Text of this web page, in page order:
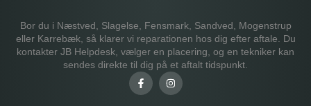
Bor du i Næstved, Slagelse, Fensmark, Sandved, Mogenstrup
eller Karrebæk, så klarer vi reparationen hos dig efter aftale. Du
kontakter JB Helpdesk, vælger en placering, og en tekniker kan
sendes direkte til dig på et aftalt tidspunkt.